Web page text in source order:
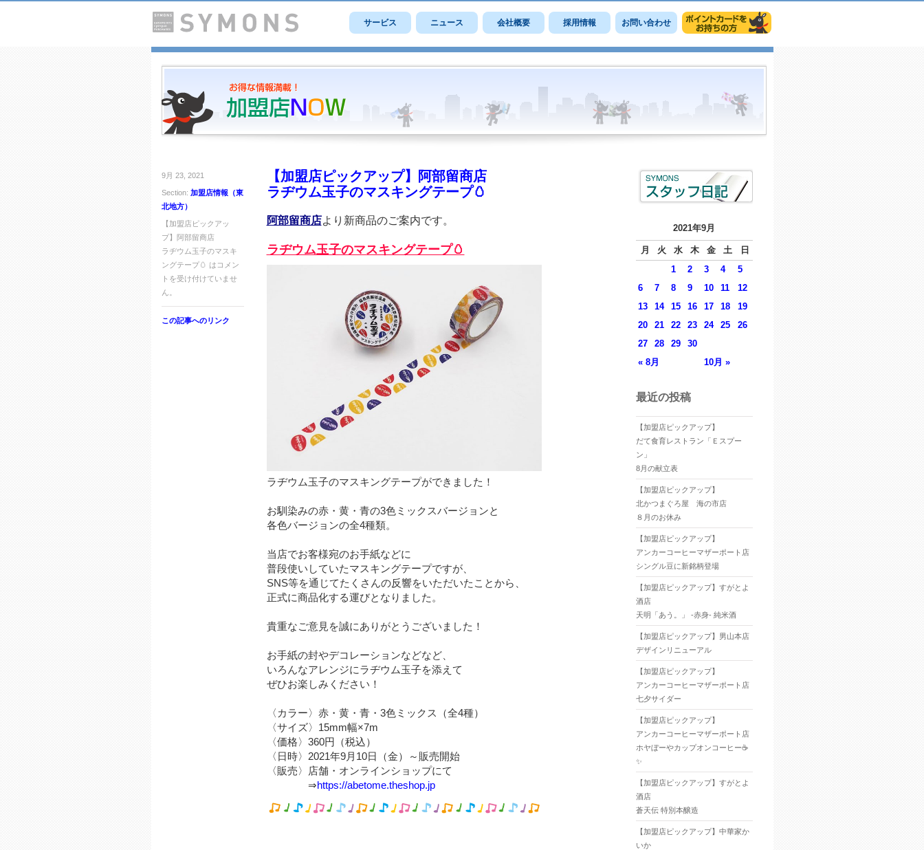
サービス ニュース 会社概要 採用情報 お問い合わせ
9月 23, 2021
Section: 加盟店情報（東
北地方）
【加盟店ピックアッ
プ】阿部留商店
ラヂウム玉子のマスキ
ングテープ🥚 は コメン
トを受け付けていませ
ん。
この記事へのリンク
【加盟店ピックアップ】阿部留商店
ラヂウム玉子のマスキングテープ🥚
阿部留商店より新商品のご案内です。
ラヂウム玉子のマスキングテープ🥚
ラヂウム玉子のマスキングテープができました！
お馴染みの赤・黄・青の3色ミックスバージョンと
各色バージョンの全4種類。
当店でお客様宛のお手紙などに
普段使いしていたマスキングテープですが、
SNS等を通じてたくさんの反響をいただいたことから、
正式に商品化する運びとなりました。
貴重なご意見を誠にありがとうございました！
お手紙の封やデコレーションなどなど、
いろんなアレンジにラヂウム玉子を添えて
ぜひお楽しみください！
〈カラー〉赤・黄・青・3色ミックス（全4種）
〈サイズ〉15mm幅×7m
〈価格〉360円（税込）
〈日時〉2021年9月10日（金）～販売開始
〈販売〉店舗・オンラインショップにて
⇒https://abetome.theshop.jp
2021年9月
月 火 水 木 金 土 日
« 8月 10月 »
1 2 3 4
5
6
7 8 9 10 11
12
13
14 15 16 17 18
19
20
21 22 23 24 25
26
27
28 29 30
最近の投稿
【加盟店ピックアップ】
だて食育レストラン「Ｅスプー
ン」
8月の献立表
【加盟店ピックアップ】
北かつまぐろ屋 海の市店
８月のお休み
【加盟店ピックアップ】
アンカーコーヒーマザーポート店
シングル豆に新銘柄登場
【加盟店ピックアップ】すがとよ
酒店
天明「あう。」 -赤身- 純米酒
【加盟店ピックアップ】男山本店
デザインリニューアル
【加盟店ピックアップ】
アンカーコーヒーマザーポート店
七夕サイダー
【加盟店ピックアップ】
アンカーコーヒーマザーポート店
ホヤぼーやカップオンコーヒー☕
✨
【加盟店ピックアップ】すがとよ
酒店
蒼天伝 特別本醸造
【加盟店ピックアップ】中華家か
いか